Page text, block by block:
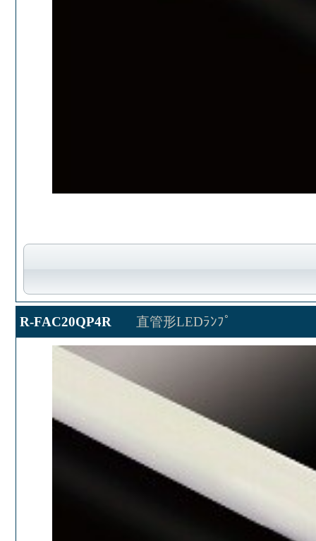
R-FAC20QP4R 直管形LEDﾗﾝﾌﾟ